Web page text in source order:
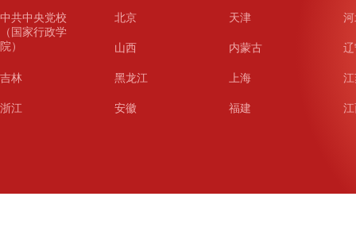
中共中央党校
（国家行政学
院）
北京 天津
山西 内蒙古
吉林 黑龙江 上海
浙江 安徽 福建